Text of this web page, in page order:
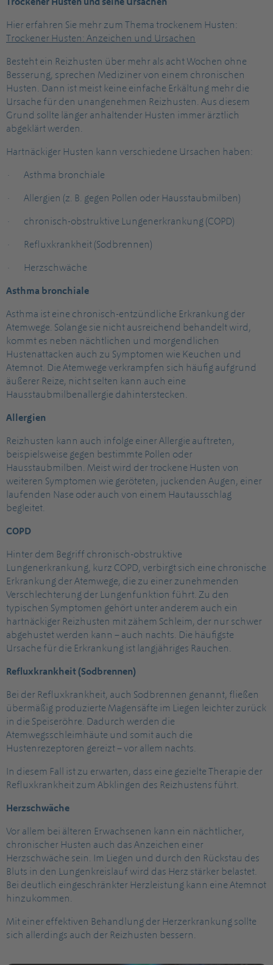
Trockener Husten und seine Ursachen
Hier erfahren Sie mehr zum Thema trockenem Husten:
Trockener Husten: Anzeichen und Ursachen
Besteht ein Reizhusten über mehr als acht Wochen ohne
Besserung, sprechen Mediziner von einem chronischen
Husten. Dann ist meist keine einfache Erkältung mehr die
Ursache für den unangenehmen Reizhusten. Aus diesem
Grund sollte länger anhaltender Husten immer ärztlich
abgeklärt werden.
Hartnäckiger Husten kann verschiedene Ursachen haben:
· Asthma bronchiale
· Allergien (z. B. gegen Pollen oder Hausstaubmilben)
· chronisch-obstruktive Lungenerkrankung (COPD)
· Refluxkrankheit (Sodbrennen)
· Herzschwäche
Asthma bronchiale
Asthma ist eine chronisch-entzündliche Erkrankung der
Atemwege. Solange sie nicht ausreichend behandelt wird,
kommt es neben nächtlichen und morgendlichen
Hustenattacken auch zu Symptomen wie Keuchen und
Atemnot. Die Atemwege verkrampfen sich häufig aufgrund
äußerer Reize, nicht selten kann auch eine
Hausstaubmilbenallergie dahinterstecken.
Allergien
Reizhusten kann auch infolge einer Allergie auftreten,
beispielsweise gegen bestimmte Pollen oder
Hausstaubmilben. Meist wird der trockene Husten von
weiteren Symptomen wie geröteten, juckenden Augen, einer
laufenden Nase oder auch von einem Hautausschlag
begleitet.
COPD
Hinter dem Begriff chronisch-obstruktive
Lungenerkrankung, kurz COPD, verbirgt sich eine chronische
Erkrankung der Atemwege, die zu einer zunehmenden
Verschlechterung der Lungenfunktion führt. Zu den
typischen Symptomen gehört unter anderem auch ein
hartnäckiger Reizhusten mit zähem Schleim, der nur schwer
abgehustet werden kann – auch nachts. Die häufigste
Ursache für die Erkrankung ist langjähriges Rauchen.
Refluxkrankheit (Sodbrennen)
Bei der Refluxkrankheit, auch Sodbrennen genannt, fließen
übermäßig produzierte Magensäfte im Liegen leichter zurück
in die Speiseröhre. Dadurch werden die
Atemwegsschleimhäute und somit auch die
Hustenrezeptoren gereizt – vor allem nachts.
In diesem Fall ist zu erwarten, dass eine gezielte Therapie der
Refluxkrankheit zum Abklingen des Reizhustens führt.
Herzschwäche
Vor allem bei älteren Erwachsenen kann ein nächtlicher,
chronischer Husten auch das Anzeichen einer
Herzschwäche sein. Im Liegen und durch den Rückstau des
Bluts in den Lungenkreislauf wird das Herz stärker belastet.
Bei deutlich eingeschränkter Herzleistung kann eine Atemnot
hinzukommen.
Mit einer effektiven Behandlung der Herzerkrankung sollte
sich allerdings auch der Reizhusten bessern.